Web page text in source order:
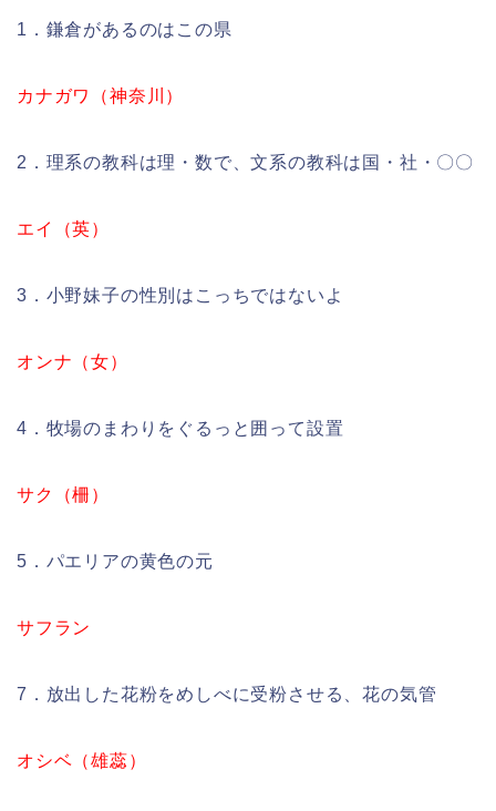
1．鎌倉があるのはこの県
カナガワ（神奈川）
2．理系の教科は理・数で、文系の教科は国・社・〇〇
エイ（英）
3．小野妹子の性別はこっちではないよ
オンナ（女）
4．牧場のまわりをぐるっと囲って設置
サク（柵）
5．パエリアの黄色の元
サフラン
7．放出した花粉をめしべに受粉させる、花の気管
オシベ（雄蕊）